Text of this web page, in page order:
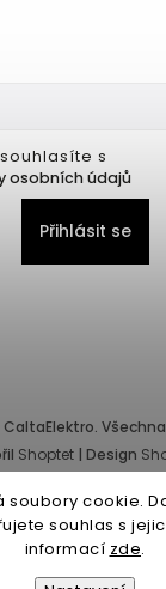
soubory cookie.
souhlas s
informací zde.
s
osobních údajů
Přihlásit se
CaltaElektro.
Shoptet | Design
CALTA - K, s.r.o.,
10/32, Karlín, 186 00
v obchodním
v Praze - oddíl C,